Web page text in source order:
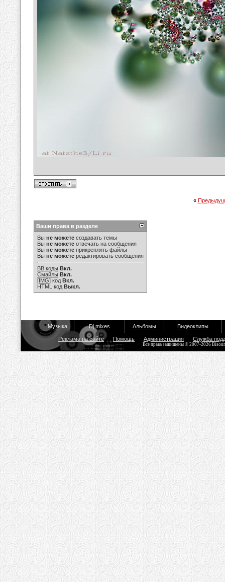
«
Ваши права в разделе
Вы не можете создавать темы
Вы не можете отвечать на сообщения
Вы не можете прикреплять файлы
Вы не можете редактировать сообщения
BB коды Вкл.
Смайлы Вкл.
[IMG] код Вкл.
HTML код Выкл.
Музыка Dj mixes Альбомы Видеоклипы
Реклама на сайте Помощь Администрация Служба
Все права защищены © 2007-2026